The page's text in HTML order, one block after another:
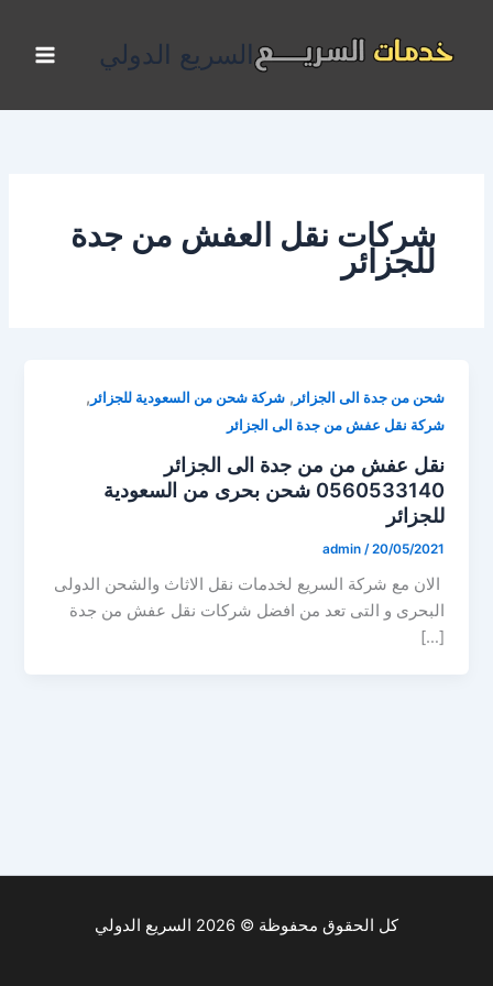
المحتوى
السريع الدولي
شركات نقل العفش من جدة
للجزائر
شحن من جدة الى الجزائر ,شركة شحن من السعودية للجزائر ,
شركة نقل عفش من جدة الى الجزائر
نقل عفش من من جدة الى الجزائر
0560533140 شحن بحرى من السعودية
للجزائر
admin /20/05/2021
الان مع شركة السريع لخدمات نقل الاثاث والشحن الدولى
البحرى و التى تعد من افضل شركات نقل عفش من جدة
[…]
كل الحقوق محفوظة © 2026 السريع الدولي